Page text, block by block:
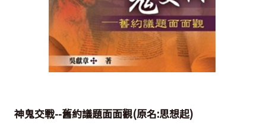
神鬼交戰--舊約議題面面觀(原名:思想起)